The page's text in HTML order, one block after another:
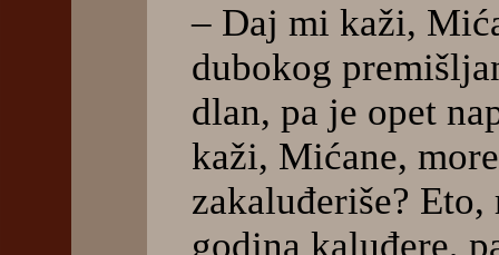
– Daj mi kaži,
dubokog
dlan, pa je opet
kaži, Mićane,
zakaluđeriše?
godina kaluđere,